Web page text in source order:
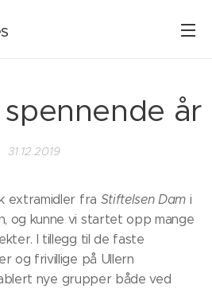
år
31.12.2019
extramidler fra Stiftelsen Dam i
og kunne vi startet opp mange
I tillegg til de faste
og frivillige på Ullern
nye grupper både ved